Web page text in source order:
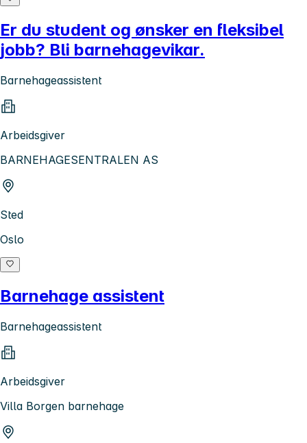
Er du student og ønsker en fleksibel
jobb? Bli barnehagevikar.
Barnehageassistent
Arbeidsgiver
BARNEHAGESENTRALEN AS
Sted
Oslo
Barnehage assistent
Barnehageassistent
Arbeidsgiver
Villa Borgen barnehage